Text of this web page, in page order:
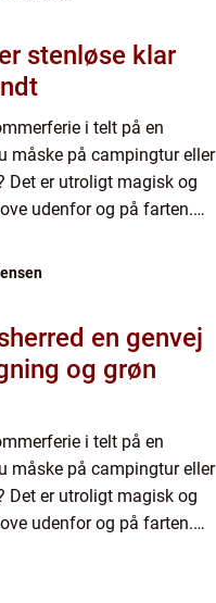
klar
i telt på en
måske på campingtur eller
Det er utroligt magisk og
udenfor og på farten.
genvej
og grøn
i telt på en
måske på campingtur eller
Det er utroligt magisk og
udenfor og på farten.